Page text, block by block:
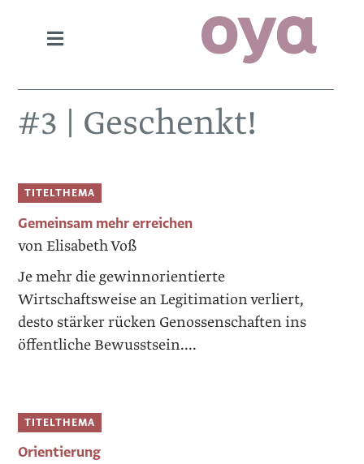
#3 | Geschenkt!
TITELTHEMA
Gemeinsam mehr erreichen
von Elisabeth Voß
Je mehr die gewinnorientierte
Wirtschaftsweise an ­Legitimation verliert,
desto stärker rücken Genossenschaften ins
öffentliche Bewusstsein....
TITELTHEMA
Orientierung